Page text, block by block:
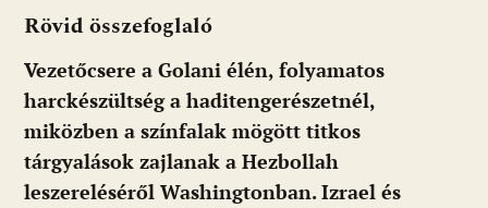
e
b
o
o
k
er at
s
A
p
p
d
di
t
l m
e
g
Rövid összefoglaló
Vezetőcsere a Golani élén, folyamatos
harckészültség a haditengerészetnél,
miközben a színfalak mögött titkos
tárgyalások zajlanak a Hezbollah
leszereléséről Washingtonban. Izrael és